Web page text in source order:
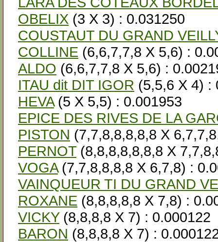
OBELIX (3 X 3) : 0.031250
COUSTAUT DU GRAND
COLLINE (6,6,7,7,8 X 5,6) :
ALDO (6,6,7,7,8 X 5,6) :
ITAU dit DIT IGOR (5,5,6 X 4) :
HEVA(5 X 5,5) : 0.001953
EPICE DES RIVES DE LA
PISTON (7,7,8,8,8,8,8 X
PERNOT (8,8,8,8,8,8,8 X
VOGA(7,7,8,8,8,8 X 6,7,8) :
VAINQUEUR TI DU GRAND
ROXANE (8,8,8,8,8 X 7,8) :
VICKY(8,8,8,8 X 7) : 0.000122
BARON (8,8,8,8 X 7) :